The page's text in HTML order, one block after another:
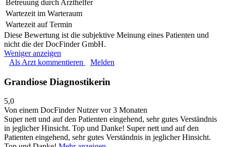
Betreuung durch Arzthelfer
Wartezeit im Warteraum
Wartezeit auf Termin
Diese Bewertung ist die subjektive Meinung eines Patienten und
nicht die der DocFinder GmbH.
Weniger anzeigen
Als Arzt kommentieren
Melden
Grandiose Diagnostikerin
5,0
Von einem DocFinder Nutzervor 3 Monaten
Super nett und auf den Patienten eingehend, sehr gutes Verständnis
in jeglicher Hinsicht. Top und Danke! Super nett und auf den
Patienten eingehend, sehr gutes Verständnis in jeglicher Hinsicht.